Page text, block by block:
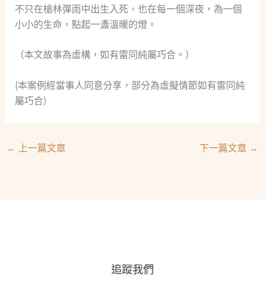
不只在槍林彈雨中出生入死，也在每一個深夜，為一個
小小的生命，點起一盞溫暖的燈。
（本文故事為虛構，如有雷同純屬巧合。）
(本案例經當事人同意分享，部分為虛擬情節如有雷同純
屬巧合)
← 上一篇文章 下一篇文章 →
追蹤我們